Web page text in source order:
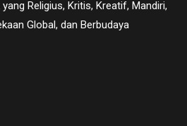
Religius, Kritis, Kreatif, Mandiri,
Global, dan Berbudaya